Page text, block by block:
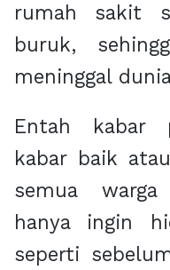
rumah sakit
buruk,
meninggal
Entah kabar
kabar baik
semua
hanya ingin
seperti